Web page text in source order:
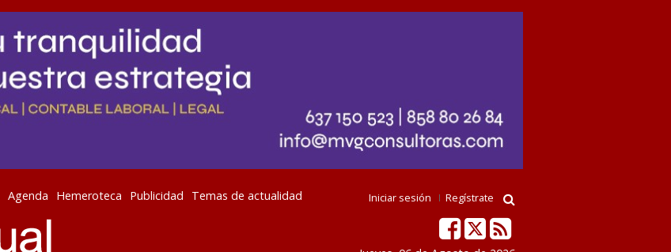
Agenda Hemeroteca Publicidad Temas de actualidad Iniciar sesión Regístrate